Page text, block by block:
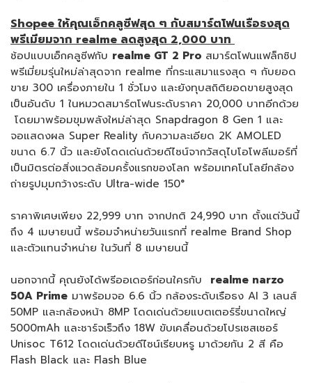
Shopee ให้คุณเอ็กคลูซีฟสุด ๆ กับสมาร์ตโฟนเรือธงสุด
พรีเมียมจาก realme ลดสูงสุด 2,000 บาท
ช้อปแบบเอ็กคลูซีฟกับ realme GT 2 Pro สมาร์ตโฟนแฟล็กชิป
พรีเมี่ยมรุ่นใหม่ล่าสุดจาก realme ที่กระแสมาแรงสุด ๆ กับยอด
ขาย 300 เครื่องภายใน 1 ชั่วโมง และยังทุบสถิติยอดขายสูงสุด
เป็นอันดับ 1 ในหมวดสมาร์ตโฟนระดับราคา 20,000 บาทอีกด้วย
โดยมาพร้อมขุมพลังใหม่ล่าสุด Snapdragon 8 Gen 1 และ
จอแสดงผล Super Reality กับความละเอียด 2K AMOLED
ขนาด 6.7 นิ้ว และยังโดดเด่นด้วยดีไซน์จากวัสดุไบโอโพลีเมอร์ที่
เป็นมิตรต่อสิ่งแวดล้อมครั้งแรกของโลก พร้อมเทคโนโลยีกล้อง
ถ่ายรูปมุมกว้างระดับ Ultra-wide 150°
ราคาพิเศษเพียง 22,999 บาท จากปกติ 24,990 บาท ตั้งแต่วันนี้
ถึง 4 เมษายนนี้ พร้อมจำหน่ายวันแรกที่ realme Brand Shop
และตัวแทนจำหน่าย ในวันที่ 8 เมษายนนี้
นอกจากนี้ คุณยังได้พรีออเดอร์ก่อนใครกับ realme narzo
50A Prime มาพร้อมจอ 6.6 นิ้ว กล้องระดับเรือธง AI 3 เลนส์
50MP และกล้องหน้า 8MP โดดเด่นด้วยแบตเตอร์รี่ขนาดใหญ่
5000mAh และชาร์จเร็วถึง 18W ขับเคลื่อนด้วยโปรเซสเซอร์
Unisoc T612 โดดเด่นด้วยดีไซน์เรียบหรู มาด้วยกัน 2 สี คือ
Flash Black และ Flash Blue